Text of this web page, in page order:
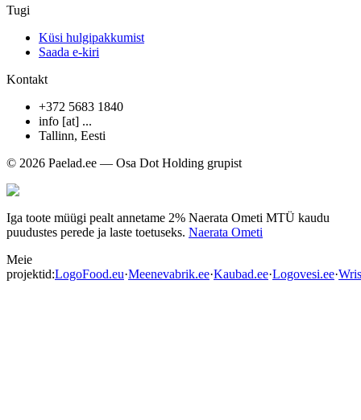
Tugi
Küsi hulgipakkumist
Saada e-kiri
Kontakt
+372 5683 1840
info [at] ...
Tallinn, Eesti
© 2026 Paelad.ee — Osa Dot Holding grupist
Iga toote müügi pealt annetame 2% Naerata Ometi MTÜ kaudu
puudustes perede ja laste toetuseks. Naerata Ometi
Meie
projektid:LogoFood.eu·Meenevabrik.ee·Kaubad.ee·Logovesi.ee·